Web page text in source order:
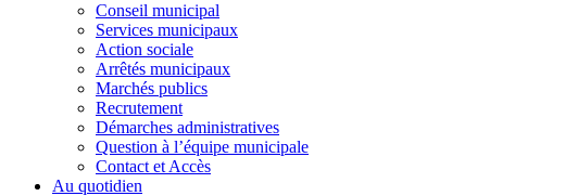
Conseil municipal
Services municipaux
Action sociale
Arrêtés municipaux
Marchés publics
Recrutement
Démarches administratives
Question à l’équipe municipale
Contact et Accès
Au quotidien